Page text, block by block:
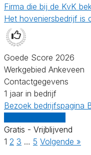
Firma die bij de KvK
Het hoveniersbedrijf is
Goede Score 2026
Werkgebied Ankeveen
Contactgegevens
1 jaar in bedrijf
Bezoek bedrijfspagina
Gratis - Vrijblijvend
1 2 3 … 5 Volgende »